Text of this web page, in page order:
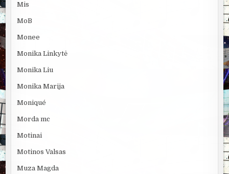
Mis
MoB
Monee
Monika Linkytė
Monika Liu
Monika Marija
Moniqué
Morda mc
Motinai
Motinos Valsas
Muza Magda